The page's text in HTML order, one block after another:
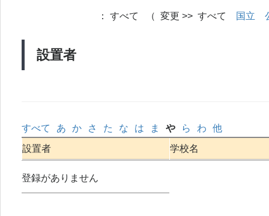
設置者
： すべて （ 変更 >> すべて 国立
すべて あ か さ た な は ま や ら わ
他
設置者
学校名
登録がありません